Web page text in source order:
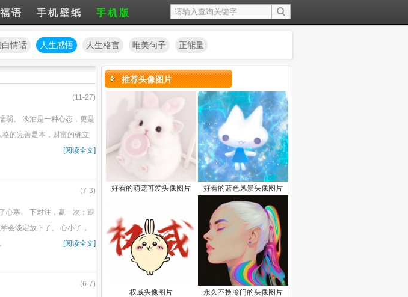
语 手机壁纸 手机版
白情话 人生感悟 人生格言 唯美句子 正能量
(11-27)
弱。 淡泊是一种心态，更是
的完善是本，财富的确立
[阅读全文]
(7-3)
心寒。 下对注，赢一次；跟
会淡定放下了。 心小了，
[阅读全文]
(6-7)
推荐头像图片
好看的萌宠可爱头像图片 好看的蓝色风景头像图片
权威头像图片 永久不换冷门的头像图片